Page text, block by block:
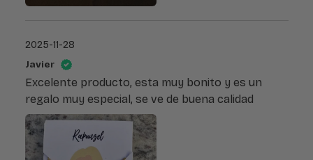
2025-11-28
Javier
Excelente producto, esta muy bonito y es un
regalo muy especial, se ve de buena calidad